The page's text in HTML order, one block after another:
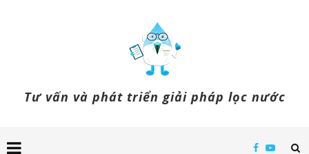
Tư vấn và phát triển giải pháp lọc nước